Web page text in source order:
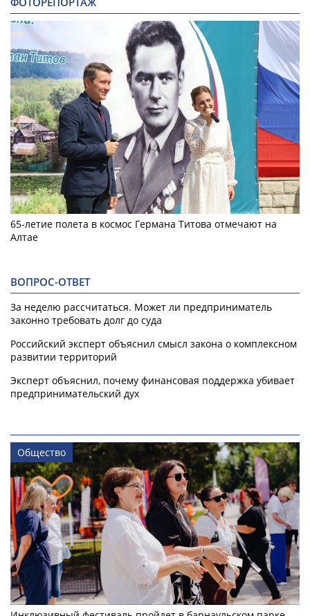
65-летие полета в космос Германа Титова отмечают на
Алтае
ВОПРОС-ОТВЕТ
За неделю рассчитаться. Может ли предприниматель
законно требовать долг до суда
Российский эксперт объяснил смысл закона о комплексном
развитии территорий
Эксперт объяснил, почему финансовая поддержка убивает
предпринимательский дух
Общество